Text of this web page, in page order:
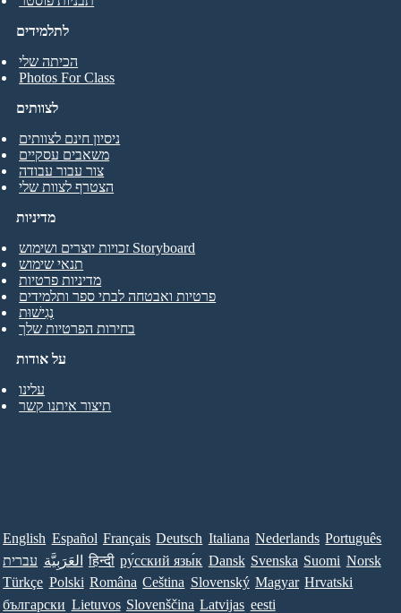
לתלמידים
הכיתה שלי
Photos For Class
לצוותים
ניסיון חינם לצוותים
משאבים עסקיים
צור עבור עבודה
הצטרף לצוות שלי
על אודות
עלינו
תיצור איתנו קשר
מדיניות
זכויות יוצרים ושימוש Storyboard
תנאי שימוש
מדיניות פרטיות
פרטיות ואבטחה לבתי ספר ותלמידים
נְגִישׁוּת
בחירות הפרטיות שלך
English Español Français Deutsch Italiana Nederlands Português
עברית العَرَبِيَّة हिन्दी ру́сский язы́к Dansk Svenska Suomi Norsk
Türkçe Polski Româna Ceština Slovenský Magyar Hrvatski
български Lietuvos Slovenščina Latvijas eesti